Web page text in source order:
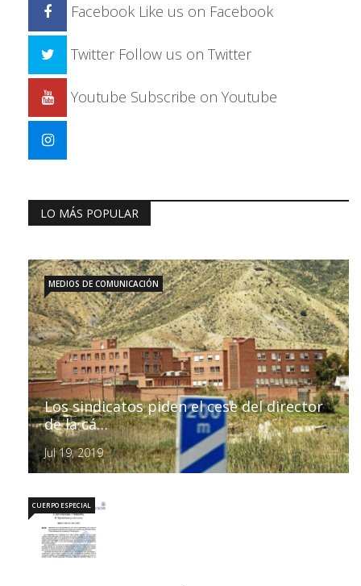
Facebook Like us on Facebook
Twitter Follow us on Twitter
Youtube Subscribe on Youtube
LO MÁS POPULAR
Los sindicatos piden el cese del director
de la cá…
Jul 19, 2019
MEDIOS DE COMUNICACIÓN
CUERPO ESPECIAL